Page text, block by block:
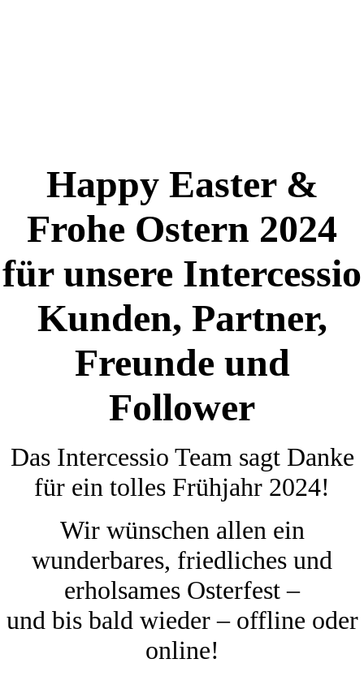
Happy Easter &
Frohe Ostern 2024
für unsere Intercessio
Kunden, Partner,
Freunde und
Follower
Das Intercessio Team sagt Danke
für ein tolles Frühjahr 2024!
Wir wünschen allen ein
wunderbares, friedliches und
erholsames Osterfest –
und bis bald wieder – offline oder
online!